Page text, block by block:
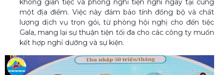
không gian tiệc và phòng nghỉ tiện nghi ngay tại cùng
một địa điểm. Việc này đảm bảo tính đồng bộ và chất
lượng dịch vụ trọn gói, từ phòng hội nghị cho đến tiệc
Gala, mang lại sự thuận tiện tối đa cho các công ty muốn
kết hợp nghỉ dưỡng và sự kiện.